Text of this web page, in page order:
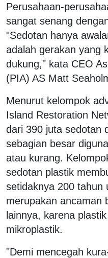
Perusahaan-
sangat senang
"Sedotan hanya
adalah gerakan yang
dukung," kata CEO
(PIA) AS Matt
Menurut kelompok
Island Restoration
dari 390 juta sedotan
sebagian besar
atau kurang.
sedotan plastik
setidaknya 200 tahun
merupakan ancaman
lainnya, karena
mikroplastik.
"Demi mencegah